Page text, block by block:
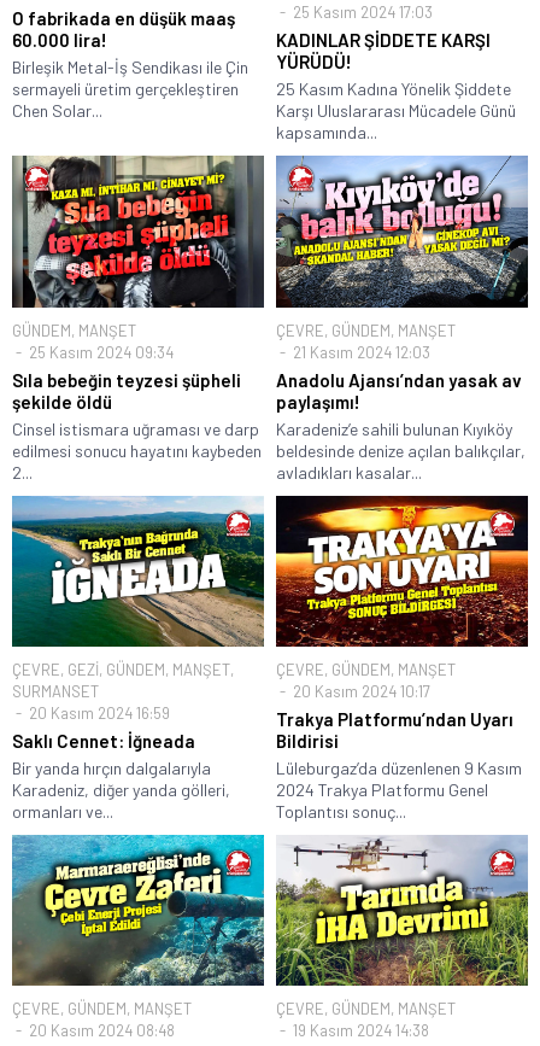
O fabrikada en düşük maaş
60.000 lira!
Birleşik Metal-İş Sendikası ile Çin
sermayeli üretim gerçekleştiren
Chen Solar...
25 Kasım 2024 17:03
KADINLAR ŞİDDETE KARŞI
YÜRÜDÜ!
25 Kasım Kadına Yönelik Şiddete
Karşı Uluslararası Mücadele Günü
kapsamında...
GÜNDEM, MANŞET
25 Kasım 2024 09:34
Sıla bebeğin teyzesi şüpheli
şekilde öldü
Cinsel istismara uğraması ve darp
edilmesi sonucu hayatını kaybeden
2...
ÇEVRE, GÜNDEM, MANŞET
21 Kasım 2024 12:03
Anadolu Ajansı’ndan yasak av
paylaşımı!
Karadeniz’e sahili bulunan Kıyıköy
beldesinde denize açılan balıkçılar,
avladıkları kasalar...
ÇEVRE, GEZİ, GÜNDEM, MANŞET,
SURMANSET
20 Kasım 2024 16:59
Saklı Cennet: İğneada
Bir yanda hırçın dalgalarıyla
Karadeniz, diğer yanda gölleri,
ormanları ve...
ÇEVRE, GÜNDEM, MANŞET
20 Kasım 2024 10:17
Trakya Platformu’ndan Uyarı
Bildirisi
Lüleburgaz’da düzenlenen 9 Kasım
2024 Trakya Platformu Genel
Toplantısı sonuç...
ÇEVRE, GÜNDEM, MANŞET
20 Kasım 2024 08:48
ÇEVRE, GÜNDEM, MANŞET
19 Kasım 2024 14:38